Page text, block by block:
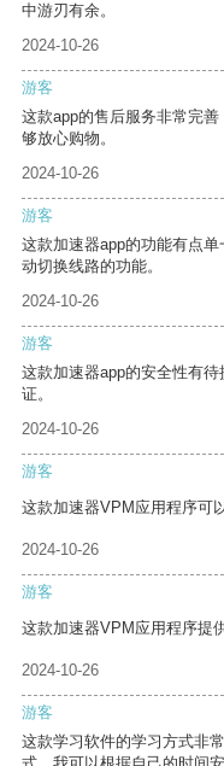
中游刃有余。
2024-10-26
游客
这款app的售后服务非常完
够放心购物。
2024-10-26
游客
这款加速器app的功能有点
动切换线路的功能。
2024-10-26
游客
这款加速器app的安全性有
证。
2024-10-26
游客
这款加速器VPM应用程序可
2024-10-26
游客
这款加速器VPM应用程序提
2024-10-26
游客
这款学习软件的学习方式非